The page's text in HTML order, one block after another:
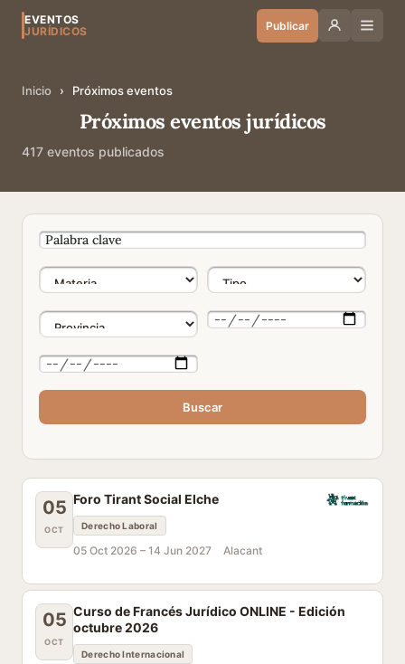
EVENTOS
JURÍDICOS
Publicar
Inicio › Próximos eventos
Próximos eventos jurídicos
417 eventos publicados
Buscar
05
OCT
Foro Tirant Social Elche
Derecho Laboral
05 Oct 2026 – 14 Jun 2027 Alacant
05
OCT
Curso de Francés Jurídico ONLINE - Edición
octubre 2026
Derecho Internacional